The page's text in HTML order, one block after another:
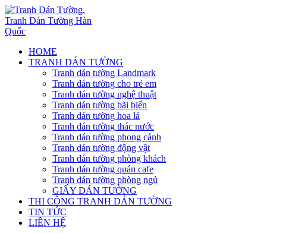
HOME
TRANH DÁN TƯỜNG
Tranh dán tường Landmark
Tranh dán tường cho trẻ em
Tranh dán tường nghệ thuật
Tranh dán tường bãi biển
Tranh dán tường hoa lá
Tranh dán tường thác nước
Tranh dán tường phong cảnh
Tranh dán tường động vật
Tranh dán tường phòng khách
Tranh dán tường quán cafe
Tranh dán tường phòng ngủ
GIẤY DÁN TƯỜNG
THI CÔNG TRANH DÁN TƯỜNG
TIN TỨC
LIÊN HỆ